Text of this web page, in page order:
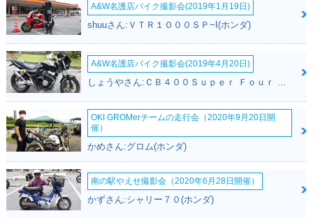
A&W名護店バイク撮影会(2019年1月19日)
shuuさん:ＶＴＲ１０００ＳＰ−I(ホンダ)
A&W名護店バイク撮影会(2019年4月20日)
しょうやさん:ＣＢ４００Ｓｕｐｅｒ Ｆｏｕｒ ＶＴＥＣ ＳＰＥＣ３(ホンダ)
OKI GROMerチームの走行会（2020年9月20日開
催）
かめさん:グロム(ホンダ)
南の駅やえせ撮影会（2020年6月28日開催）
かずさん:シャリー７０(ホンダ)